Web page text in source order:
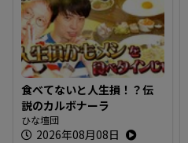
食べてないと人生損！？伝
説のカルボナーラ
ひな壇団
2026年08月08日